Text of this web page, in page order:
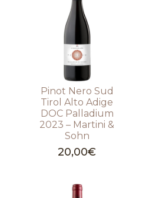
Pinot Nero Sud
Tirol Alto Adige
DOC Palladium
2023 – Martini &
Sohn
20,00€